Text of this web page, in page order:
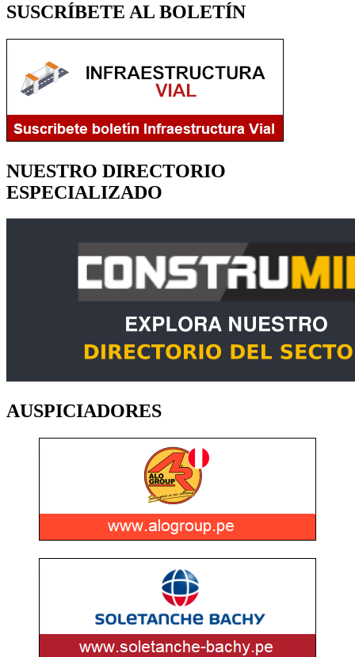
SUSCRÍBETE AL BOLETÍN
NUESTRO DIRECTORIO
ESPECIALIZADO
AUSPICIADORES